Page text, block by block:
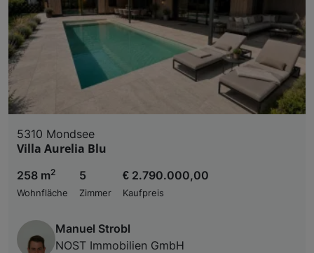
5310 Mondsee
Villa Aurelia Blu
258 m2
Wohnfläche
5
Zimmer
€ 2.790.000,00
Kaufpreis
Manuel Strobl
NOST Immobilien GmbH